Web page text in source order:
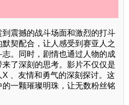
震撼的战斗场面和激烈的打斗
契配合，让人感受到赛亚人之
。同时，剧情也通过人物的成
了深刻的思考。影片不仅仅是
、友情和勇气的深刻探讨。这
一颗璀璨明珠，让无数粉丝铭